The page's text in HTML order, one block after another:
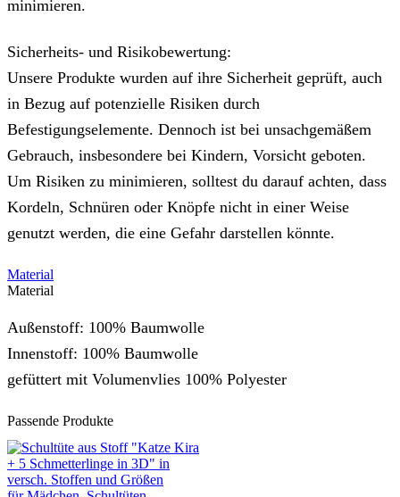
minimieren.
Sicherheits- und Risikobewertung:
Unsere Produkte wurden auf ihre Sicherheit geprüft, auch
in Bezug auf potenzielle Risiken durch
Befestigungselemente. Dennoch ist bei unsachgemäßem
Gebrauch, insbesondere bei Kindern, Vorsicht geboten.
Um Risiken zu minimieren, solltest du darauf achten, dass
Kordeln, Schnüren oder Knöpfe nicht in einer Weise
genutzt werden, die eine Gefahr darstellen könnte.
Material
Material
Außenstoff: 100% Baumwolle
Innenstoff: 100% Baumwolle
gefüttert mit Volumenvlies 100% Polyester
Passende Produkte